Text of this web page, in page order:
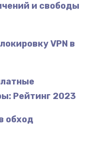
и свободы
VPN в
Рейтинг 2023
обход